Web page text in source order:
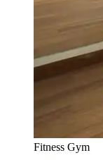
Fitness Gym